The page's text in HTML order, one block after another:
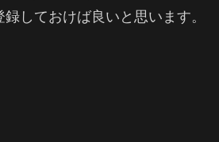
しておけば良いと思います。